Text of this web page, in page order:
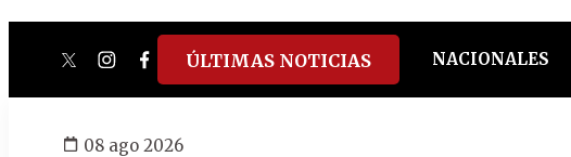
twitterinstagram
facebook
tiktokyoutube
spotify
ÚLTIMAS NOTICIAS NACIONALES
08 ago 2026